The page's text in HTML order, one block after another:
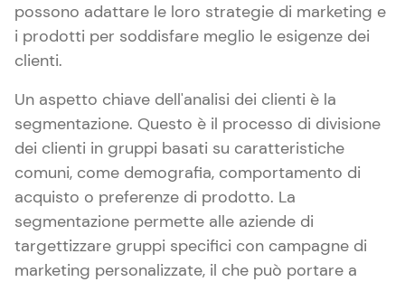
possono adattare le loro strategie di marketing e
i prodotti per soddisfare meglio le esigenze dei
clienti.
Un aspetto chiave dell'analisi dei clienti è la
segmentazione. Questo è il processo di divisione
dei clienti in gruppi basati su caratteristiche
comuni, come demografia, comportamento di
acquisto o preferenze di prodotto. La
segmentazione permette alle aziende di
targettizzare gruppi specifici con campagne di
marketing personalizzate, il che può portare a